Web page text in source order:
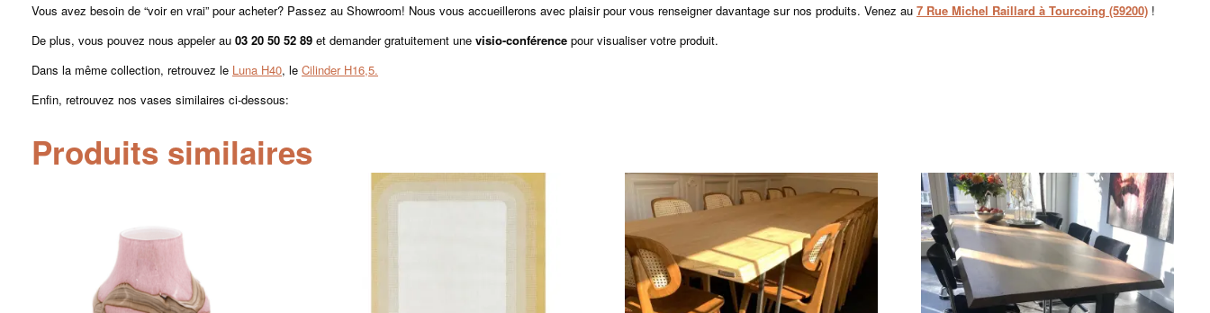
Vous avez besoin de “voir en vrai” pour acheter? Passez au Showroom! Nous vous accueillerons avec plaisir pour vous renseigner davantage sur nos produits. Venez au 7 Rue Michel Raillard à Tourcoing (59200) !
De plus, vous pouvez nous appeler au 03 20 50 52 89 et demander gratuitement une visio-conférence pour visualiser votre produit.
Dans la même collection, retrouvez le Luna H40, le Cilinder H16,5.
Enfin, retrouvez nos vases similaires ci-dessous:
Produits similaires